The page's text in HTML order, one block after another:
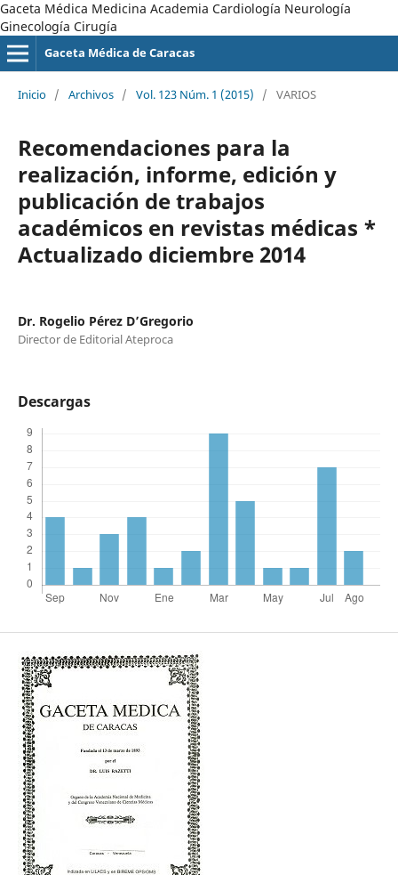
Gaceta Médica Medicina Academia Cardiología Neurología
Ginecología Cirugía
Gaceta Médica de Caracas
Inicio / Archivos / Vol. 123 Núm. 1 (2015) / VARIOS
Recomendaciones para la
realización, informe, edición y
publicación de trabajos
académicos en revistas médicas *
Actualizado diciembre 2014
Dr. Rogelio Pérez D’Gregorio
Director de Editorial Ateproca
Descargas